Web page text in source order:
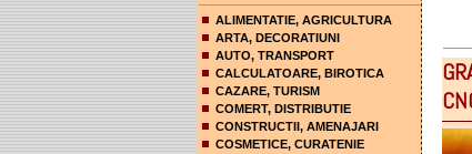
ALIMENTATIE, AGRICULTURA
ARTA, DECORATIUNI
AUTO, TRANSPORT
CALCULATOARE, BIROTICA
CAZARE, TURISM
COMERT, DISTRIBUTIE
CONSTRUCTII, AMENAJARI
COSMETICE, CURATENIE